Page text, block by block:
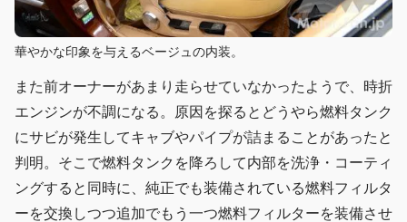
華やかな印象を与えるベージュの内装。
また前オーナーがあまり走らせていなかったようで、時折
エンジンが不調になる。原因を探るとどうやら燃料タンク
にサビが発生してキャブやパイプが詰まることがあったと
判明。そこで燃料タンクを降ろして内部を洗浄・コーティ
ングすると同時に、純正でも装備されている燃料フィルタ
ーを交換しつつ追加でもう一つ燃料フィルターを装備させ